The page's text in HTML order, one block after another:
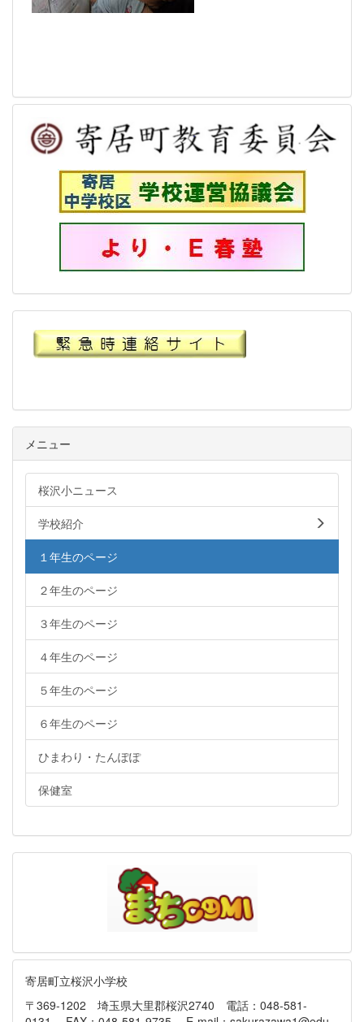
メニュー
桜沢小ニュース
学校紹介
１年生のページ
２年生のページ
３年生のページ
４年生のページ
５年生のページ
６年生のページ
ひまわり・たんぽぽ
保健室
寄居町立桜沢小学校
〒369-1202 埼玉県大里郡桜沢2740 電話：048-581-